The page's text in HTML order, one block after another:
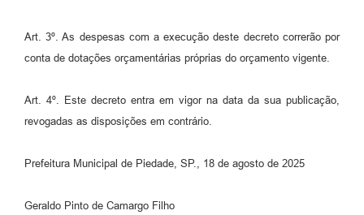
Art. 3º. As despesas com a execução deste decreto correrão por
conta de dotações orçamentárias próprias do orçamento vigente.
Art. 4º. Este decreto entra em vigor na data da sua publicação,
revogadas as disposições em contrário.
Prefeitura Municipal de Piedade, SP., 18 de agosto de 2025
Geraldo Pinto de Camargo Filho